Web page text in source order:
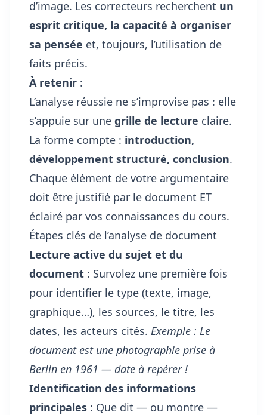
d’image. Les correcteurs recherchent un
esprit critique, la capacité à organiser
sa pensée et, toujours, l’utilisation de
faits précis.
À retenir :
L’analyse réussie ne s’improvise pas : elle
s’appuie sur une grille de lecture claire.
La forme compte : introduction,
développement structuré, conclusion.
Chaque élément de votre argumentaire
doit être justifié par le document ET
éclairé par vos connaissances du cours.
Étapes clés de l’analyse de document
Lecture active du sujet et du
document : Survolez une première fois
pour identifier le type (texte, image,
graphique…), les sources, le titre, les
dates, les acteurs cités. Exemple : Le
document est une photographie prise à
Berlin en 1961 — date à repérer !
Identification des informations
principales : Que dit — ou montre —